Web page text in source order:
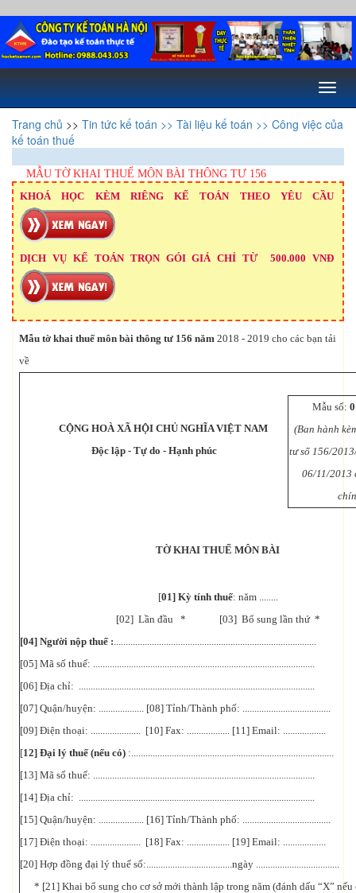
Toggle
Trang chủ >> Tin tức kế toán >> Tài liệu kế toán >> Công việc của
kế toán thuế
MẪU TỜ KHAI THUẾ MÔN BÀI THÔNG TƯ 156
KHOÁ HỌC KÈM RIÊNG KẾ TOÁN THEO YÊU CẦU
DỊCH VỤ KẾ TOÁN TRỌN GÓI GIÁ CHỈ TỪ 500.000 VNĐ
Mẫu tờ khai thuế môn bài thông tư 156 năm 2018 - 2019 cho các bạn tải
về
Mẫu số:
(Ban hành
tư số 156/
06/11/2013
CỘNG HOÀ XÃ HỘI CHỦ NGHĨA VIỆT NAM
Độc lập - Tự do - Hạnh phúc
TỜ KHAI THUẾ MÔN BÀI
[01] Kỳ tính thuế: năm ........
[02] Lần đầu * [03] Bổ sung lần thứ *
[04] Người nộp thuế :
[05] Mã số thuế: .............................................................................................
[06] Địa chỉ: ...................................................................................................
[07] Quận/huyện: ................... [08] Tỉnh/Thành phố: .....................................
[09] Điện thoại: ..................... [10] Fax: .................. [11] Email: ..................
[12] Đại lý thuế (nếu có) :.....................................................................................
[13] Mã số thuế: .............................................................................................
[14] Địa chỉ: ...................................................................................................
[15] Quận/huyện: ................... [16] Tỉnh/Thành phố: .....................................
[17] Điện thoại: ..................... [18] Fax: .................. [19] Email: ..................
[20] Hợp đồng đại lý thuế số:....................................ngày ...................................
* [21] Khai bổ sung cho cơ sở mới thành lập trong năm (đánh dấu “X” nếu